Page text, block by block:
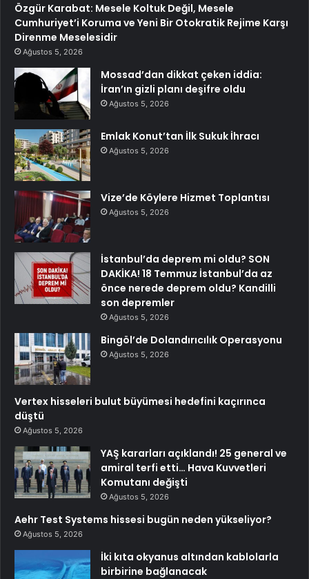
Özgür Karabat: Mesele Koltuk Değil, Mesele
Cumhuriyet’i Koruma ve Yeni Bir Otokratik Rejime Karşı
Direnme Meselesidir
Ağustos 5, 2026
Mossad’dan dikkat çeken iddia:
İran’ın gizli planı deşifre oldu
Ağustos 5, 2026
Emlak Konut’tan İlk Sukuk İhracı
Ağustos 5, 2026
Vize’de Köylere Hizmet Toplantısı
Ağustos 5, 2026
İstanbul’da deprem mi oldu? SON
DAKİKA! 18 Temmuz İstanbul’da az
önce nerede deprem oldu? Kandilli
son depremler
Ağustos 5, 2026
Bingöl’de Dolandırıcılık Operasyonu
Ağustos 5, 2026
Vertex hisseleri bulut büyümesi hedefini kaçırınca
düştü
Ağustos 5, 2026
YAŞ kararları açıklandı! 25 general ve
amiral terfi etti… Hava Kuvvetleri
Komutanı değişti
Ağustos 5, 2026
Aehr Test Systems hissesi bugün neden yükseliyor?
Ağustos 5, 2026
İki kıta okyanus altından kablolarla
birbirine bağlanacak